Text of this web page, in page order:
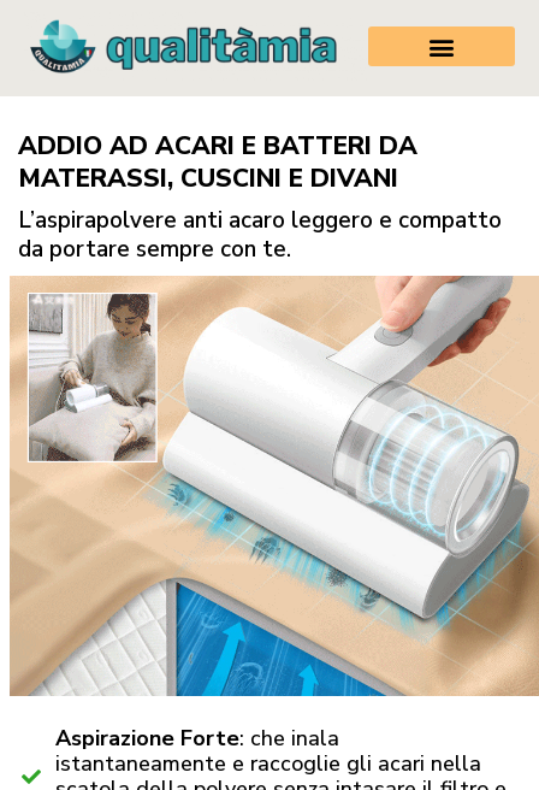
ADDIO AD ACARI E BATTERI DA
MATERASSI, CUSCINI E DIVANI
L’aspirapolvere anti acaro leggero e compatto
da portare sempre con te.
Aspirazione Forte: che inala
istantaneamente e raccoglie gli acari nella